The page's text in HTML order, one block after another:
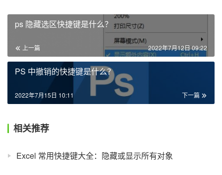
ps 隐藏选区快捷键是什么？
上一篇 2022年7月12日 09:22
PS 中撤销的快捷键是什么？
下一篇
2022年7月15日 10:11
相关推荐
Excel 常用快捷键大全：隐藏或显示所有对象